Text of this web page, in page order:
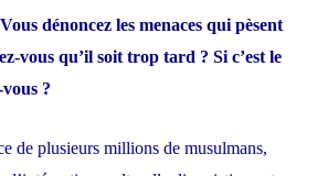
Vous dénoncez les menaces qui pèsent
vous qu’il soit trop tard ? Si c’est le
?
de plusieurs millions de musulmans,